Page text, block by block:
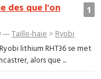
1
des que l'on
—Taille-haie > Ryobi
lithium RHT36 se met
alors que ...